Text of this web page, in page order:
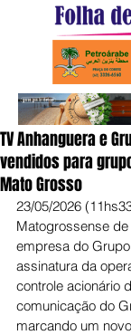
TV Anhanguera e
vendidos para
Mato Grosso
23/05/2026
Matogrossense
empresa do
assinatura da
controle acionário
comunicação do
marcando um